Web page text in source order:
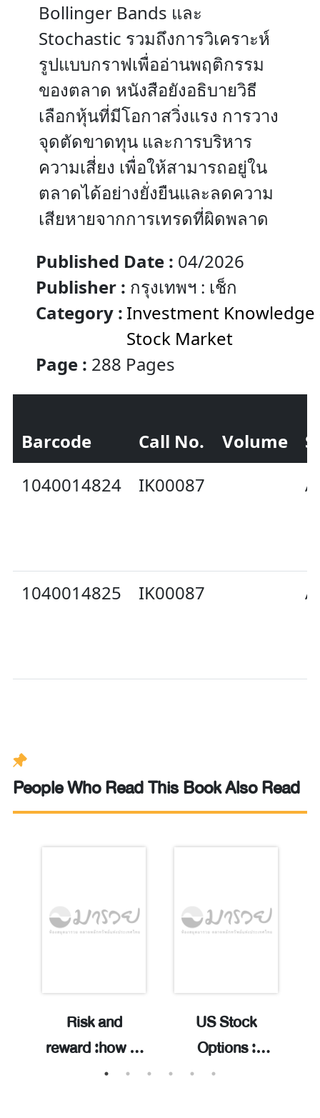
Bollinger Bands และ
Stochastic รวมถึงการวิเคราะห์
รูปแบบกราฟเพื่ออ่านพฤติกรรม
ของตลาด หนังสือยังอธิบายวิธี
เลือกหุ้นที่มีโอกาสวิ่งแรง การวาง
จุดตัดขาดทุน และการบริหาร
ความเสี่ยง เพื่อให้สามารถอยู่ใน
ตลาดได้อย่างยั่งยืนและลดความ
เสียหายจากการเทรดที่ผิดพลาด
Published Date : 04/2026
Publisher :
กรุงเทพฯ : เช็ก
Category : Investment Knowledge
Stock Market
Page : 288 Pages
Barcode Call No. Volume
1040014824
IK00087
1040014825 IK00087
People Who Read This Book Also Read
Risk and
reward :how to
handle market
US Stock
Options :
Volume1 ทำเงิน